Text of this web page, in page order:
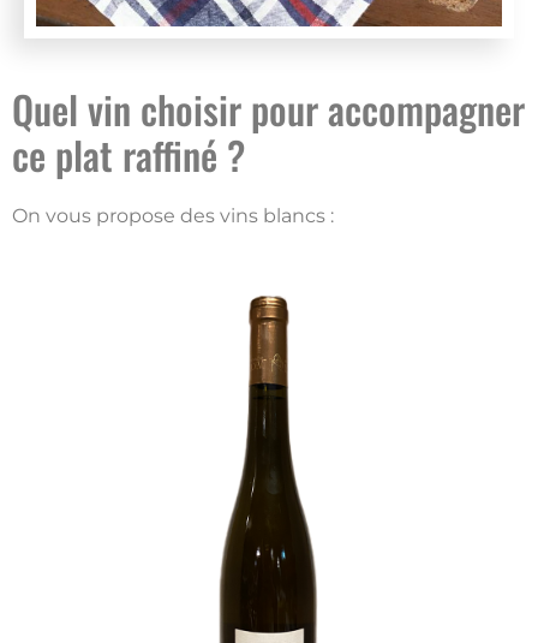
Quel vin choisir pour accompagner
ce plat raffiné ?
On vous propose des vins blancs :